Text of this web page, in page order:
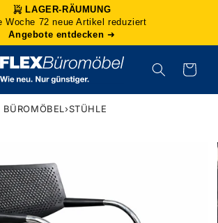
LAGER-RÄUMUNG
Woche 72 neue Artikel reduziert
Angebote entdecken ➜
Warenkorb
BÜROMÖBEL›STÜHLE